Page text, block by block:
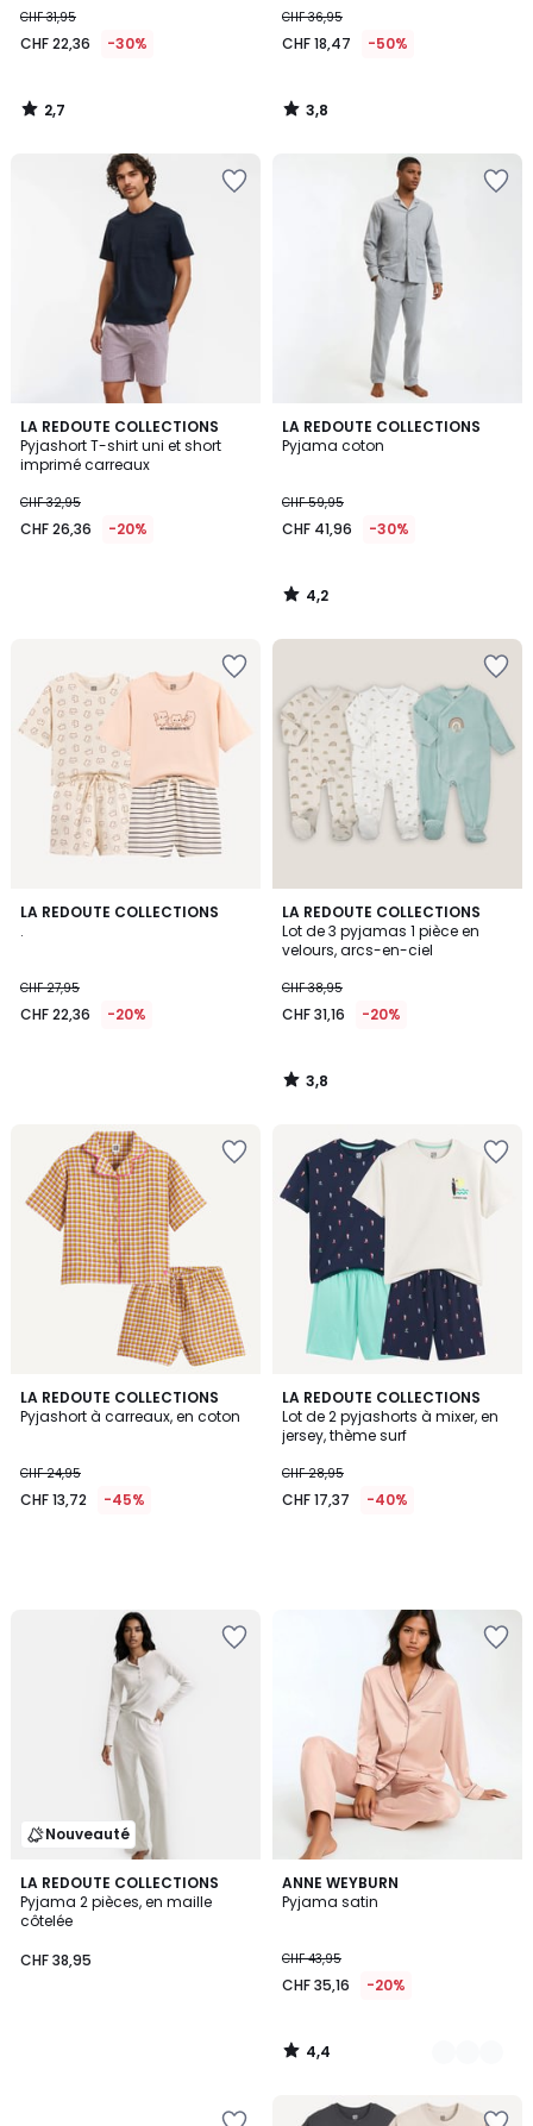
CHF 31,95
CHF 22,36 -30%
2,7
/
CHF 36,95
CHF 18,47 -50%
3,8
/
LA REDOUTE COLLECTIONS
Pyjashort T-shirt uni et short
imprimé carreaux
CHF 32,95
CHF 26,36 -20%
LA REDOUTE COLLECTIONS
Pyjama coton
CHF 59,95
CHF 41,96 -30%
4,2
/ 5
4,2
/
LA REDOUTE COLLECTIONS
.
CHF 27,95
CHF 22,36 -20%
LA REDOUTE COLLECTIONS
Lot de 3 pyjamas 1 pièce en
velours, arcs-en-ciel
CHF 38,95
CHF 31,16 -20%
3,8
/ 5
3,8
/
LA REDOUTE COLLECTIONS
Pyjashort à carreaux, en coton
CHF 24,95
CHF 13,72 -45%
LA REDOUTE COLLECTIONS
Lot de 2 pyjashorts à mixer, en
jersey, thème surf
CHF 28,95
CHF 17,37 -40%
Nouveauté
LA REDOUTE COLLECTIONS
Pyjama 2 pièces, en maille
côtelée
CHF 38,95
ANNE WEYBURN
Pyjama satin
CHF 43,95
CHF 35,16 -20%
4,4
/ 5
3
Couleurs
4,4
/